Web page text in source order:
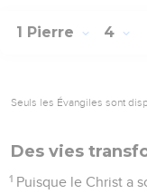
1 Pierre 4
Seuls les Évangiles sont
Des vies
1 Puisque le Christ a